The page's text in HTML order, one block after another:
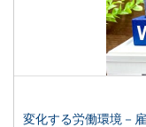
変化する労働環境－